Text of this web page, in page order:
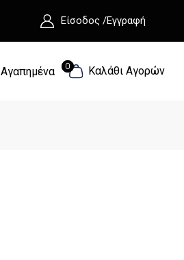
Είσοδος /Εγγραφή
Αγαπημένα 0 Καλάθι Αγορών
0